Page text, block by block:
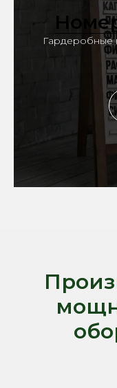
Гардеробные